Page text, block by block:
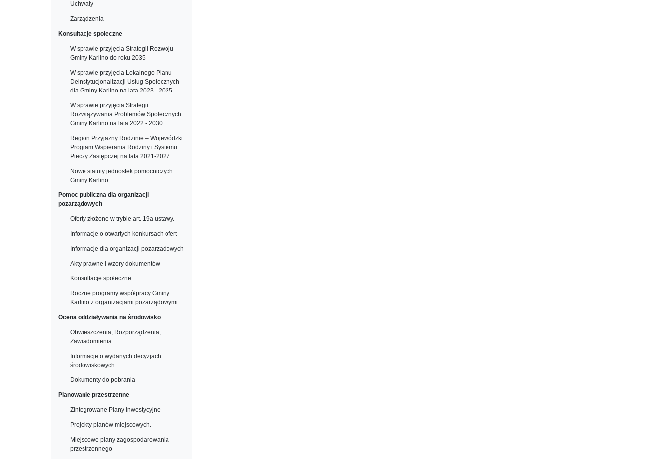
Uchwały
Zarządzenia
Konsultacje społeczne
W sprawie przyjęcia Strategii Rozwoju
Gminy Karlino do roku 2035
W sprawie przyjęcia Lokalnego Planu
Deinstytucjonalizacji Usług Społecznych
dla Gminy Karlino na lata 2023 - 2025.
W sprawie przyjęcia Strategii
Rozwiązywania Problemów Społecznych
Gminy Karlino na lata 2022 - 2030
Region Przyjazny Rodzinie – Wojewódzki
Program Wspierania Rodziny i Systemu
Pieczy Zastępczej na lata 2021-2027
Nowe statuty jednostek pomocniczych
Gminy Karlino.
Pomoc publiczna dla organizacji
pozarządowych
Oferty złożone w trybie art. 19a ustawy.
Informacje o otwartych konkursach ofert
Informacje dla organizacji pozarzadowych
Akty prawne i wzory dokumentów
Konsultacje społeczne
Roczne programy współpracy Gminy
Karlino z organizacjami pozarządowymi.
Ocena oddziaływania na środowisko
Obwieszczenia, Rozporządzenia,
Zawiadomienia
Informacje o wydanych decyzjach
środowiskowych
Dokumenty do pobrania
Planowanie przestrzenne
Zintegrowane Plany Inwestycyjne
Projekty planów miejscowych.
Miejscowe plany zagospodarowania
przestrzennego